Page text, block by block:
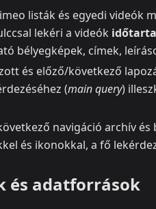
listák és egyedi videók
lekéri a videók
bélyegképek, címek,
és előző/következő
(main query)
navigáció archív és
és ikonokkal, a fő
és adatforrások